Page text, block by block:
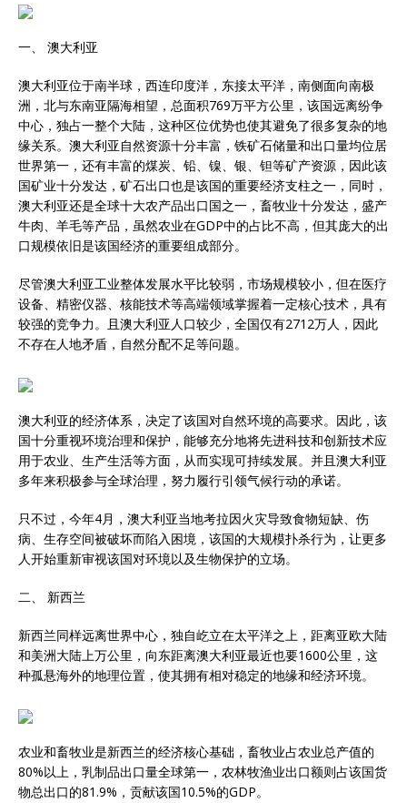
一、 澳大利亚
澳大利亚位于南半球，西连印度洋，东接太平洋，南侧面向南极
洲，北与东南亚隔海相望，总面积769万平方公里，该国远离纷争
中心，独占一整个大陆，这种区位优势也使其避免了很多复杂的地
缘关系。澳大利亚自然资源十分丰富，铁矿石储量和出口量均位居
世界第一，还有丰富的煤炭、铅、镍、银、钽等矿产资源，因此该
国矿业十分发达，矿石出口也是该国的重要经济支柱之一，同时，
澳大利亚还是全球十大农产品出口国之一，畜牧业十分发达，盛产
牛肉、羊毛等产品，虽然农业在GDP中的占比不高，但其庞大的出
口规模依旧是该国经济的重要组成部分。
尽管澳大利亚工业整体发展水平比较弱，市场规模较小，但在医疗
设备、精密仪器、核能技术等高端领域掌握着一定核心技术，具有
较强的竞争力。且澳大利亚人口较少，全国仅有2712万人，因此
不存在人地矛盾，自然分配不足等问题。
澳大利亚的经济体系，决定了该国对自然环境的高要求。因此，该
国十分重视环境治理和保护，能够充分地将先进科技和创新技术应
用于农业、生产生活等方面，从而实现可持续发展。并且澳大利亚
多年来积极参与全球治理，努力履行引领气候行动的承诺。
只不过，今年4月，澳大利亚当地考拉因火灾导致食物短缺、伤
病、生存空间被破坏而陷入困境，该国的大规模扑杀行为，让更多
人开始重新审视该国对环境以及生物保护的立场。
二、 新西兰
新西兰同样远离世界中心，独自屹立在太平洋之上，距离亚欧大陆
和美洲大陆上万公里，向东距离澳大利亚最近也要1600公里，这
种孤悬海外的地理位置，使其拥有相对稳定的地缘和经济环境。
农业和畜牧业是新西兰的经济核心基础，畜牧业占农业总产值的
80%以上，乳制品出口量全球第一，农林牧渔业出口额则占该国货
物总出口的81.9%，贡献该国10.5%的GDP。